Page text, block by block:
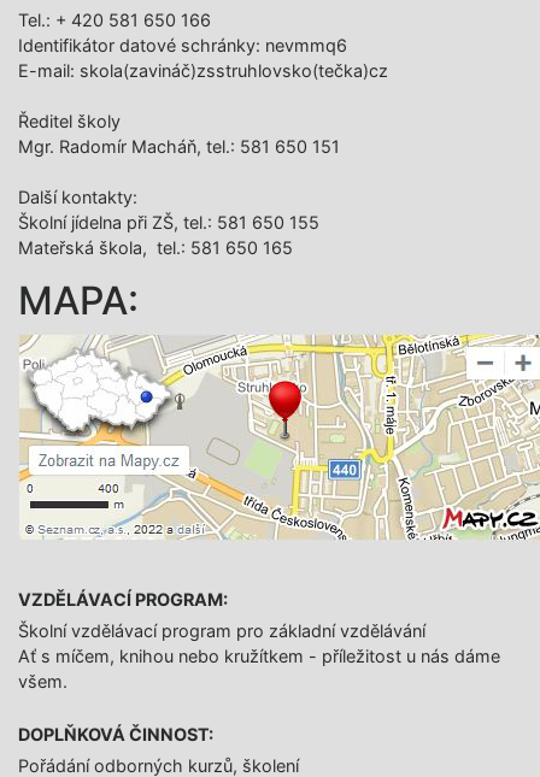
Tel.: + 420 581 650 166
Identifikátor datové schránky: nevmmq6
E-mail: skola(zavináč)zsstruhlovsko(tečka)cz
Ředitel školy
Mgr. Radomír Macháň, tel.: 581 650 151
Další­ kontakty:
Školní jídelna při ZŠ, tel.: 581 650 155
Mateřská škola, tel.: 581 650 165
MAPA:
VZDĚLÁVACÍ PROGRAM:
Školní vzdělávací program pro základní vzdělávání
Ať s míčem, knihou nebo kružítkem - příležitost u nás dáme
všem.
DOPLŇKOVÁ ČINNOST:
Pořádání odborných kurzů, školení